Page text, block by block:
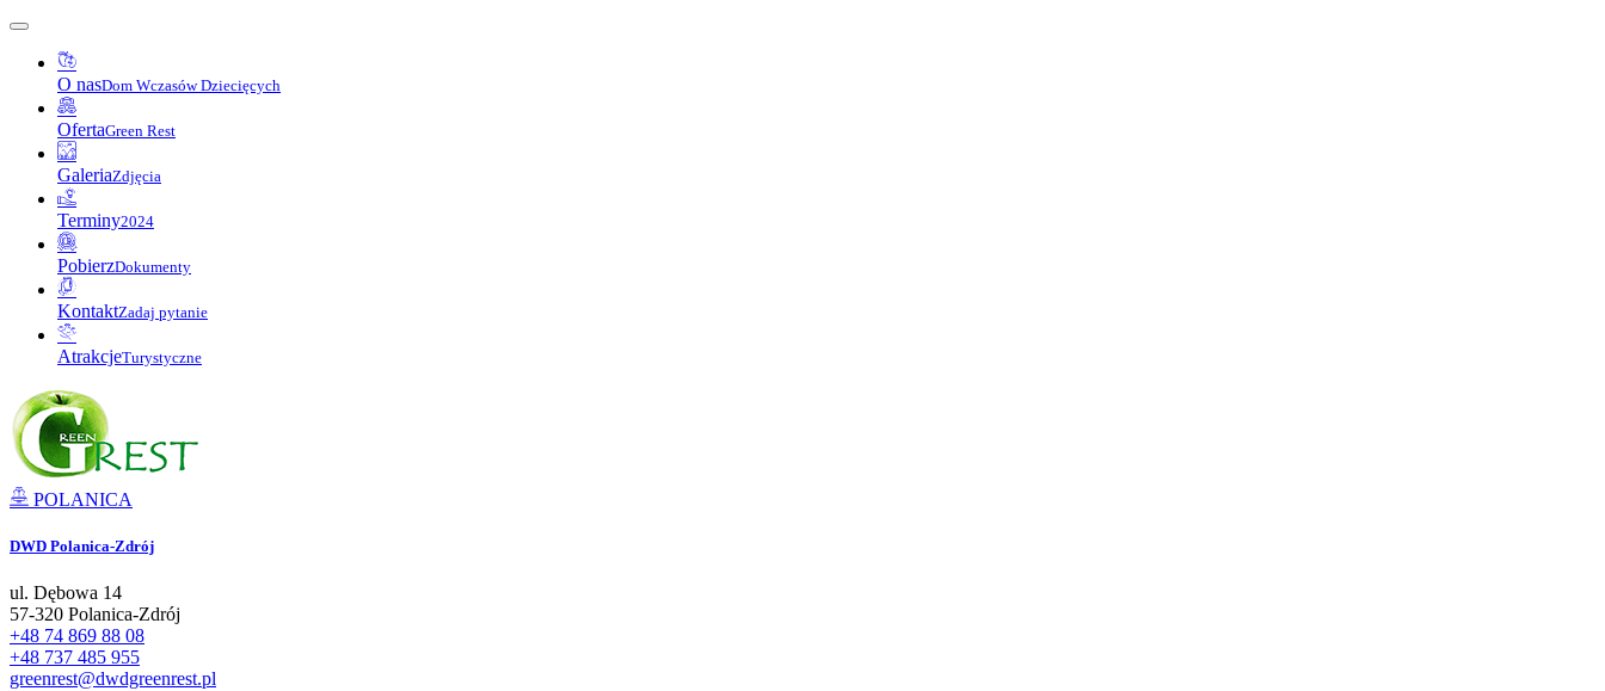
O nasDom Wczasów Dziecięcych
OfertaGreen Rest
GaleriaZdjęcia
Terminy2024
PobierzDokumenty
KontaktZadaj pytanie
AtrakcjeTurystyczne
POLANICA
DWD Polanica-Zdrój
ul. Dębowa 14
57-320 Polanica-Zdrój
+48 74 869 88 08
+48 737 485 955
greenrest@dwdgreenrest.pl